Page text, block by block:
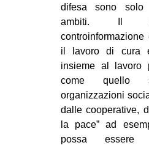
difesa sono
ambiti. Il
il lavoro di cura
insieme al lavoro
come quello
organizzazioni
dalle cooperative,
la pace” ad
possa essere